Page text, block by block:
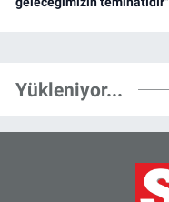
Yükleniyor...